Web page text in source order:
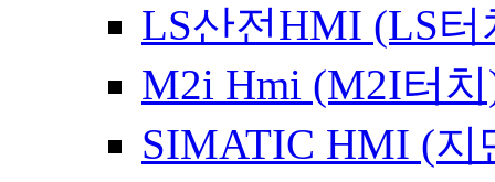
LS산전HMI (LS
M2i Hmi (M2I터
SIMATIC HMI (지